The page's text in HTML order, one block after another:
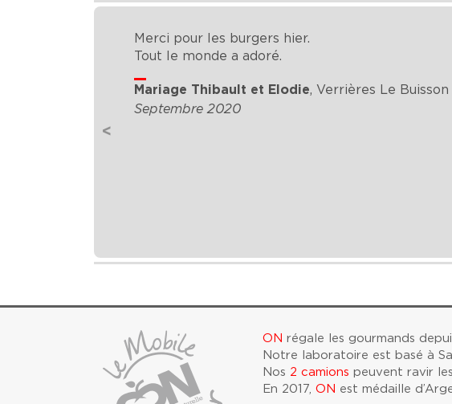
Merci pour les burgers hier.
Tout le monde a adoré.
Mariage Thibault et Elodie, Verrières Le Buisson
Septembre 2020
<
ON régale les gourmands
Notre laboratoire est basé à
Nos 2 camions peuvent ravir
En 2017, ON est médaille